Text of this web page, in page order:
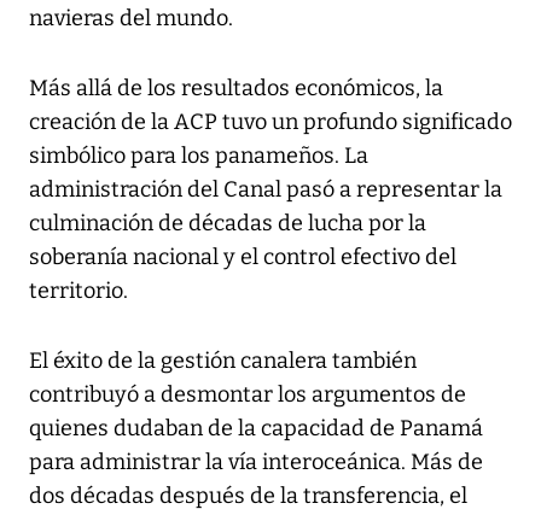
navieras del mundo.
Más allá de los resultados económicos, la
creación de la ACP tuvo un profundo significado
simbólico para los panameños. La
administración del Canal pasó a representar la
culminación de décadas de lucha por la
soberanía nacional y el control efectivo del
territorio.
El éxito de la gestión canalera también
contribuyó a desmontar los argumentos de
quienes dudaban de la capacidad de Panamá
para administrar la vía interoceánica. Más de
dos décadas después de la transferencia, el